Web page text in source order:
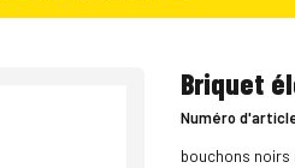
Briquet
Numéro
bouchons noirs